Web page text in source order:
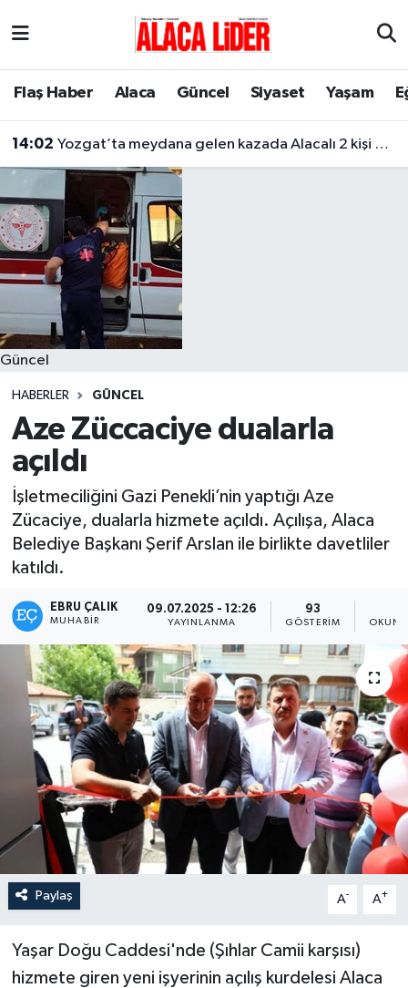
Flaş Haber Alaca Güncel Siyaset Yaşam
14:02 Yozgat’ta meydana gelen kazada Alacalı 2 kişi hayatını kaybetti
Güncel
HABERLER GÜNCEL
Aze Züccaciye dualarla
açıldı
İşletmeciliğini Gazi Penekli’nin yaptığı Aze
Zücaciye, dualarla hizmete açıldı. Açılışa, Alaca
Belediye Başkanı Şerif Arslan ile birlikte davetliler
katıldı.
EBRU ÇALIK
MUHABIR
09.07.2025 - 12:26
YAYINLANMA
93
GÖSTERIM
Paylaş A- A+
Yaşar Doğu Caddesi'nde (Şıhlar Camii karşısı)
hizmete giren yeni işyerinin açılış kurdelesi Alaca
Çorum Nöbetçi Eczaneler
Çorum Trafik Yoğunluk Haritası
Süper Lig Puan Durumu ve Fikstür
Tüm Manşetler
Son Dakika Haberleri
Haber Arşivi